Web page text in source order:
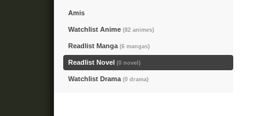
Amis
Watchlist Anime (82 animes)
Readlist Manga (6 mangas)
Readlist Novel (0 novel)
Watchlist Drama (0 drama)